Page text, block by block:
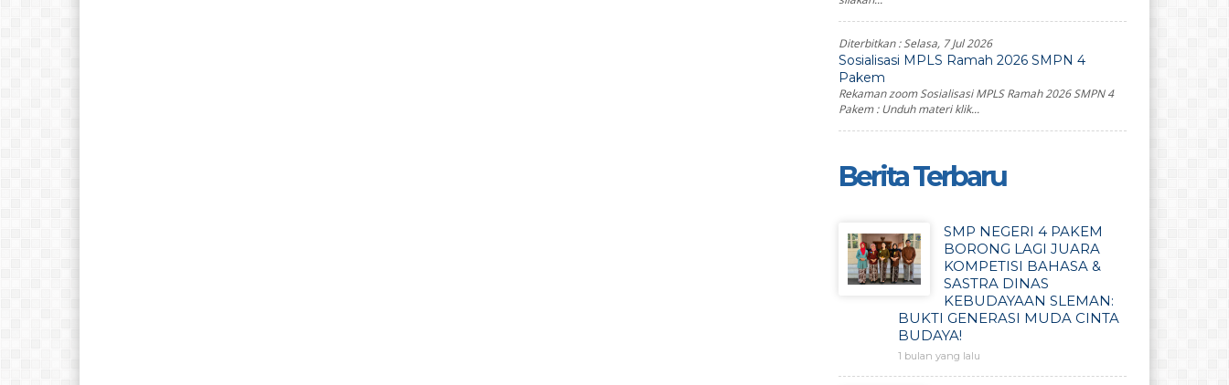
Diterbitkan :Selasa, 7 Jul 2026
Sosialisasi MPLS Ramah 2026 SMPN 4
Pakem
Rekaman zoom Sosialisasi MPLS Ramah 2026 SMPN 4
Pakem : Unduh materi klik...
Berita Terbaru
SMP NEGERI 4 PAKEM
BORONG LAGI JUARA
KOMPETISI BAHASA &
SASTRA DINAS
KEBUDAYAAN SLEMAN:
BUKTI GENERASI MUDA CINTA
BUDAYA!
1 bulan yang lalu